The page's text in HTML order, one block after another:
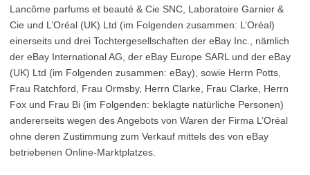
Lancôme parfums et beauté & Cie SNC, Laboratoire Garnier &
Cie und L’Oréal (UK) Ltd (im Folgenden zusammen: L’Oréal)
einerseits und drei Tochtergesellschaften der eBay Inc., nämlich
der eBay International AG, der eBay Europe SARL und der eBay
(UK) Ltd (im Folgenden zusammen: eBay), sowie Herrn Potts,
Frau Ratchford, Frau Ormsby, Herrn Clarke, Frau Clarke, Herrn
Fox und Frau Bi (im Folgenden: beklagte natürliche Personen)
andererseits wegen des Angebots von Waren der Firma L’Oréal
ohne deren Zustimmung zum Verkauf mittels des von eBay
betriebenen Online-Marktplatzes.